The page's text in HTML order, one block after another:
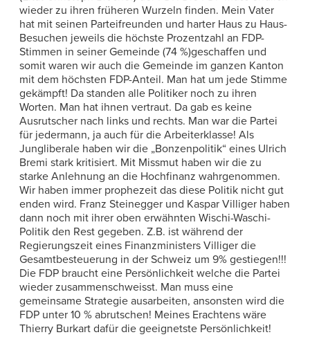
wieder zu ihren früheren Wurzeln finden. Mein Vater
hat mit seinen Parteifreunden und harter Haus zu Haus-
Besuchen jeweils die höchste Prozentzahl an FDP-
Stimmen in seiner Gemeinde (74 %)geschaffen und
somit waren wir auch die Gemeinde im ganzen Kanton
mit dem höchsten FDP-Anteil. Man hat um jede Stimme
gekämpft! Da standen alle Politiker noch zu ihren
Worten. Man hat ihnen vertraut. Da gab es keine
Ausrutscher nach links und rechts. Man war die Partei
für jedermann, ja auch für die Arbeiterklasse! Als
Jungliberale haben wir die „Bonzenpolitik“ eines Ulrich
Bremi stark kritisiert. Mit Missmut haben wir die zu
starke Anlehnung an die Hochfinanz wahrgenommen.
Wir haben immer prophezeit das diese Politik nicht gut
enden wird. Franz Steinegger und Kaspar Villiger haben
dann noch mit ihrer oben erwähnten Wischi-Waschi-
Politik den Rest gegeben. Z.B. ist während der
Regierungszeit eines Finanzministers Villiger die
Gesamtbesteuerung in der Schweiz um 9% gestiegen!!!
Die FDP braucht eine Persönlichkeit welche die Partei
wieder zusammenschweisst. Man muss eine
gemeinsame Strategie ausarbeiten, ansonsten wird die
FDP unter 10 % abrutschen! Meines Erachtens wäre
Thierry Burkart dafür die geeignetste Persönlichkeit!